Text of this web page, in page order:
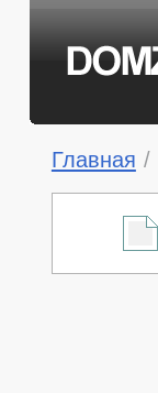
Главная /